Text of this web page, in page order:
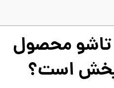
تاشو محصول
پخش است؟